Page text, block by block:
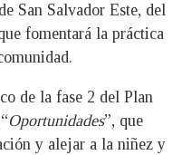
San Salvador Este, del
fomentará la práctica
de la fase 2 del Plan
Oportunidades”, que
y alejar a la niñez y